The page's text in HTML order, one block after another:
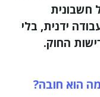
חשבונית
– בלי עבודה ידנית, בלי
החוק.
הוא חובה?